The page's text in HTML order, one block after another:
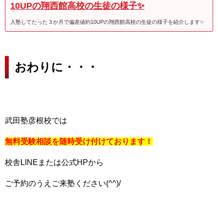
10UPの翔西館高校の生徒の様子✨
入塾してたった３か月で偏差値約10UPの翔西館高校の生徒の様子を紹介します✨
おわりに・・・
武田塾彦根校では
無料受験相談を随時受け付けております！
校舎LINEまたは公式HPから
ご予約のうえご来塾ください(^^)/